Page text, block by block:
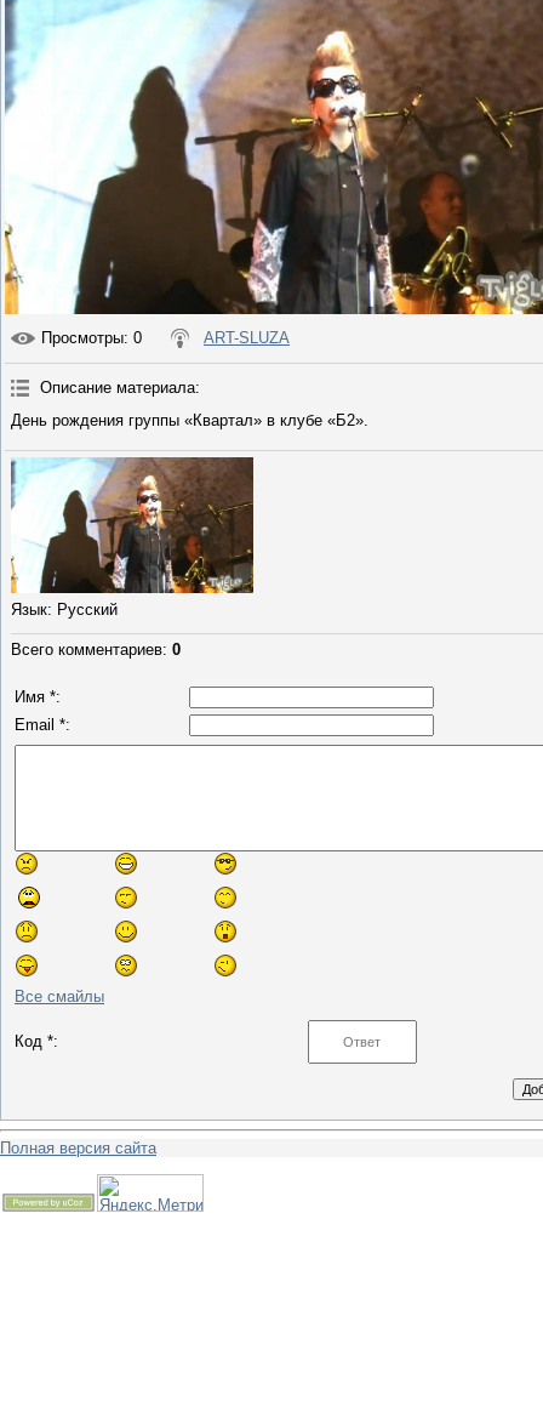
Просмотры: 0 ART-SLUZA
Описание материала:
День рождения группы «Квартал» в клубе «Б2».
Язык: Русский
Всего комментариев: 0
Имя *:
Email *:
Все смайлы
Код *:
Полная версия сайта